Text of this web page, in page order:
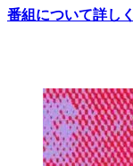
番組について詳し